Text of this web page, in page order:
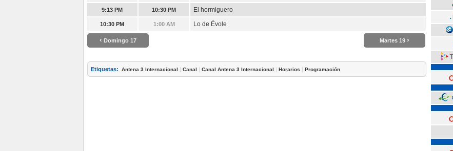
9:13 PM 10:30 PM El hormiguero
10:30 PM 1:00 AM Lo de Évole
‹ Domingo 17 Martes 19 ›
Etiquetas: Antena 3 Internacional | Canal | Canal Antena 3 Internacional | Horarios | Programación